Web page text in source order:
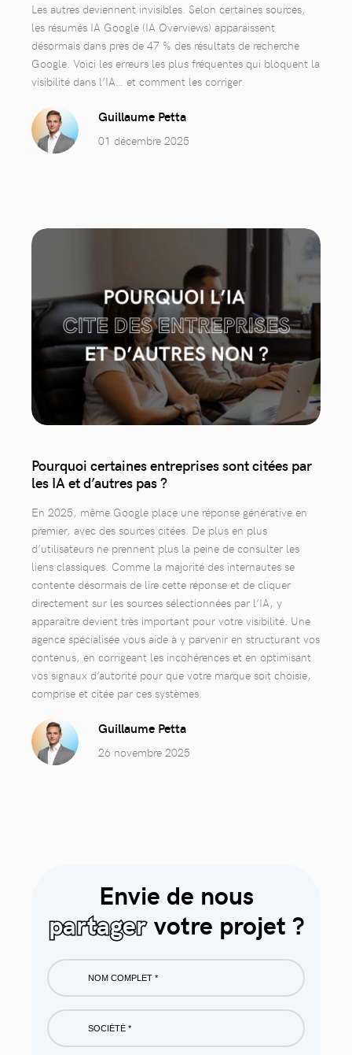
Les autres deviennent invisibles. Selon certaines sources,
les résumés IA Google (IA Overviews) apparaissent
désormais dans près de 47 % des résultats de recherche
Google. Voici les erreurs les plus fréquentes qui bloquent la
visibilité dans l’IA… et comment les corriger.
Guillaume Petta
01 décembre 2025
Pourquoi certaines entreprises sont citées par
les IA et d’autres pas ?
En 2025, même Google place une réponse générative en
premier, avec des sources citées. De plus en plus
d’utilisateurs ne prennent plus la peine de consulter les
liens classiques. Comme la majorité des internautes se
contente désormais de lire cette réponse et de cliquer
directement sur les sources sélectionnées par l’IA, y
apparaître devient très important pour votre visibilité. Une
agence spécialisée vous aide à y parvenir en structurant vos
contenus, en corrigeant les incohérences et en optimisant
vos signaux d’autorité pour que votre marque soit choisie,
comprise et citée par ces systèmes.
Guillaume Petta
26 novembre 2025
Envie de nous
partager votre projet ?
Nom
complet
*
Société
*